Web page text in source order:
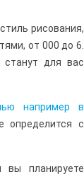
рисования,
от 000 до 6.
для вас
например в
определится с
планируете